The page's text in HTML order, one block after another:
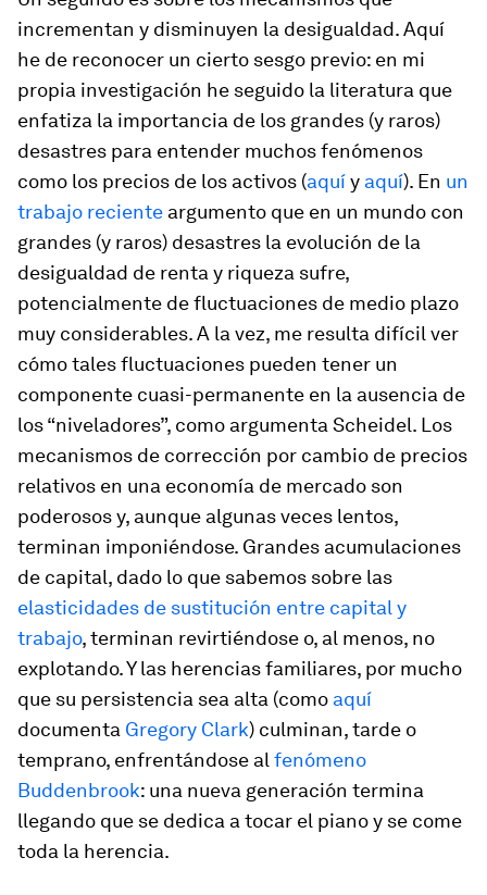
incrementan y disminuyen la desigualdad. Aquí
he de reconocer un cierto sesgo previo: en mi
propia investigación he seguido la literatura que
enfatiza la importancia de los grandes (y raros)
desastres para entender muchos fenómenos
como los precios de los activos (aquíy aquí). En un
trabajo reciente argumento que en un mundo con
grandes (y raros) desastres la evolución de la
desigualdad de renta y riqueza sufre,
potencialmente de fluctuaciones de medio plazo
muy considerables. A la vez, me resulta difícil ver
cómo tales fluctuaciones pueden tener un
componente cuasi-permanente en la ausencia de
los “niveladores”, como argumenta Scheidel. Los
mecanismos de corrección por cambio de precios
relativos en una economía de mercado son
poderosos y, aunque algunas veces lentos,
terminan imponiéndose. Grandes acumulaciones
de capital, dado lo que sabemos sobre las
elasticidades de sustitución entre capital y
trabajo, terminan revirtiéndose o, al menos, no
explotando. Y las herencias familiares, por mucho
que su persistencia sea alta (como aquí
documenta Gregory Clark) culminan, tarde o
temprano, enfrentándose al fenómeno
Buddenbrook: una nueva generación termina
llegando que se dedica a tocar el piano y se come
toda la herencia.